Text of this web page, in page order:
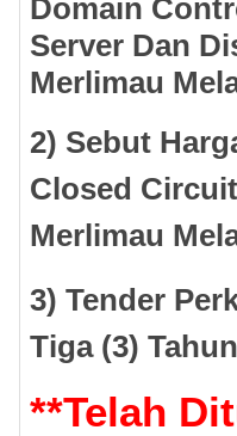
Domain
Server Dan
Merlimau
2) Sebut
Closed
Merlimau
3) Tender
Tiga (3)
**Telah